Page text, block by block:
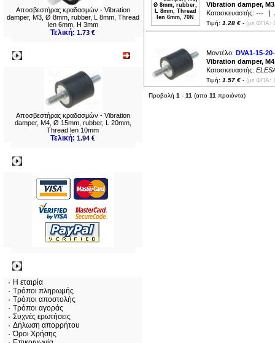
Αποσβεστήρας κραδασμών - Vibration
damper, M3, Ø 8mm, rubber, L 8mm, Thread
len 6mm, H 3mm
Τελική:1.73 €
Αποσβεστήρας κραδασμών - Vibration
damper, M4, Ø 15mm, rubber, L 20mm,
Thread len 10mm
Τελική:1.94 €
Η εταιρία
Τρόποι πληρωμής
Τρόποι αποστολής
Τρόποι αγοράς
Συχνές ερωτήσεις
Δήλωση απορρήτου
Όροι Χρήσης
Vibration damper,
Κατασκευαστής: --- |
Τιμή: 1.28 € - (με ΦΠΑ:
Μοντέλο: DVA1-15-
Vibration damper,
Κατασκευαστής:
Τιμή: 1.57 € - (με ΦΠΑ:
Προβολή 1 - 11 (απο 11 προιόντα)